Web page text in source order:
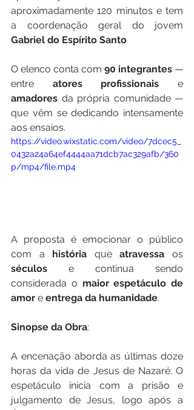
aproximadamente 120 minutos e tem
Gabriel do Espírito Santo
O elenco conta com 90 integrantes —
entre atores profissionais
amadores da própria comunidade —
que vêm se dedicando intensamente
aos ensaios.
https://video.wixstatic.com/video/7dcec5_
0432a24a64ef4444aa71dcb7ac329afb/360
p/mp4/file.mp4
A proposta é emocionar o público
com a história que atravessa
séculos e continua sendo
considerada o maior espetáculo de
amor e entrega da humanidade.
Sinopse da Obra:
A encenação aborda as últimas doze
horas da vida de Jesus de Nazaré. O
espetáculo inicia com a prisão e
julgamento de Jesus, logo após a